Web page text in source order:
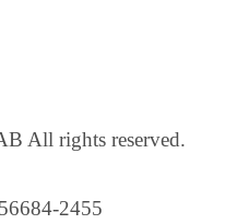
All rights reserved.
2455